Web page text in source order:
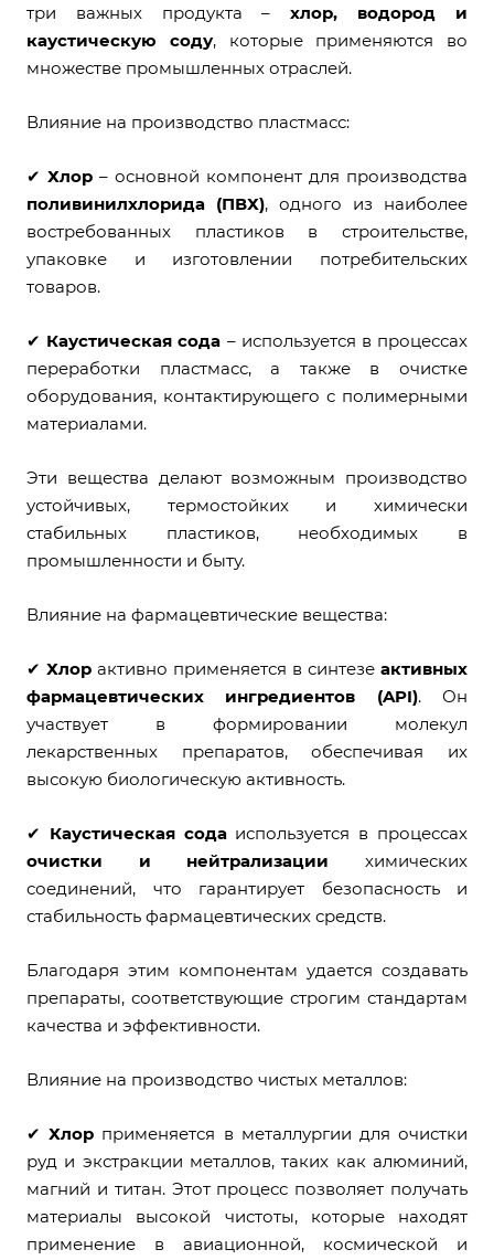
три важных продукта –хлор, водород и
каустическую соду, которые применяются во
множестве промышленных отраслей.
Влияние на производство пластмасс:
✔ Хлор – основной компонент для производства
поливинилхлорида (ПВХ), одного из наиболее
востребованных пластиков в строительстве,
упаковке и изготовлении потребительских
товаров.
✔ Каустическая сода – используется в процессах
переработки пластмасс, а также в очистке
оборудования, контактирующего с полимерными
материалами.
Эти вещества делают возможным производство
устойчивых, термостойких и химически
стабильных пластиков, необходимых в
промышленности и быту.
Влияние на фармацевтические вещества:
✔ Хлор активно применяется в синтезе активных
фармацевтических ингредиентов (API). Он
участвует в формировании молекул
лекарственных препаратов, обеспечивая их
высокую биологическую активность.
✔ Каустическая содаиспользуется в процессах
очистки и нейтрализации химических
соединений, что гарантирует безопасность и
стабильность фармацевтических средств.
Благодаря этим компонентам удается создавать
препараты, соответствующие строгим стандартам
качества и эффективности.
Влияние на производство чистых металлов:
✔Хлор применяется в металлургии для очистки
руд и экстракции металлов, таких как алюминий,
магний и титан. Этот процесс позволяет получать
материалы высокой чистоты, которые находят
применение в авиационной, космической и